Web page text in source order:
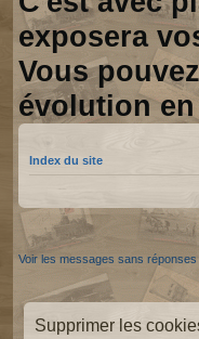
exposera
Vous
évolution
Index du site
Voir les messages sans réponses
Supprimer les